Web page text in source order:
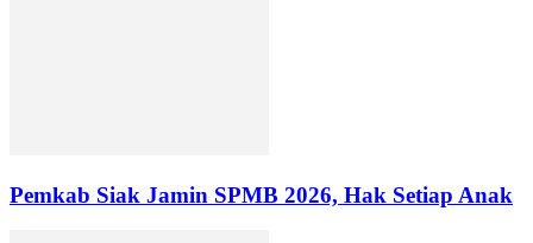
Pemkab Siak Jamin SPMB 2026, Hak Setiap Anak